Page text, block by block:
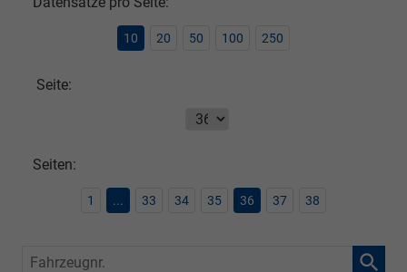
10 20 50 100 250
Seite:
Seiten:
1 ... 33 34 35 36 37 38
Fahrzeugnr.